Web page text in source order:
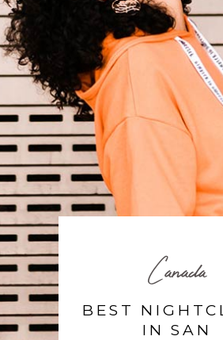
Canada
BEST
IN SAN